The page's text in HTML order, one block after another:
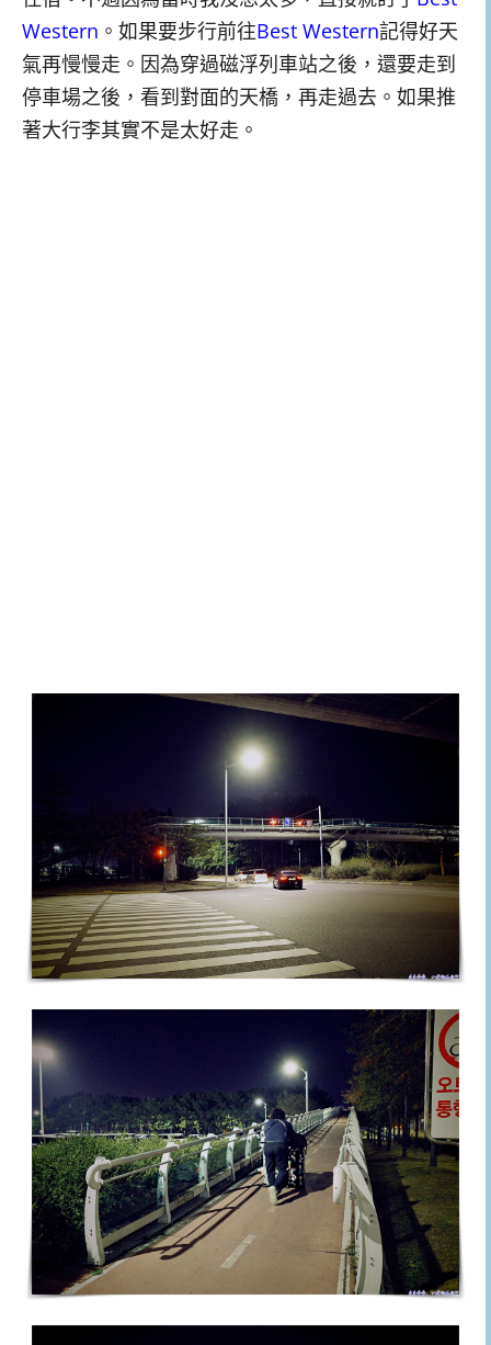
Western 。如果要步行前往Best Western記得好天
氣再慢慢走。因為穿過磁浮列車站之後，還要走到
停車場之後，看到對面的天橋，再走過去。如果推
著大行李其實不是太好走。